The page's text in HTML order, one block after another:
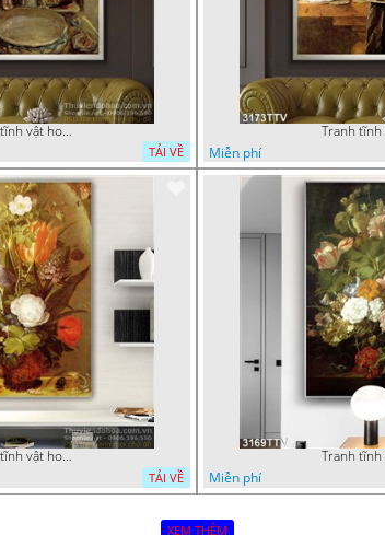
Tranh tĩnh vật hoa quả sơn dầu nghệ thuật
TẢI VỀ
Miễn phí
Tranh tĩnh vật hoa quả sơn dầu độc đáo
TẢI VỀ
Miễn phí
XEM THÊM